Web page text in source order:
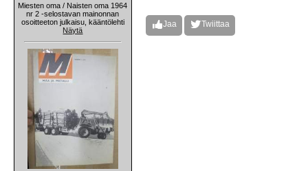
Miesten oma / Naisten oma 1964
nr 2 -selostavan mainonnan
osoitteeton julkaisu, kääntölehti
Näytä
Jaa Twiittaa